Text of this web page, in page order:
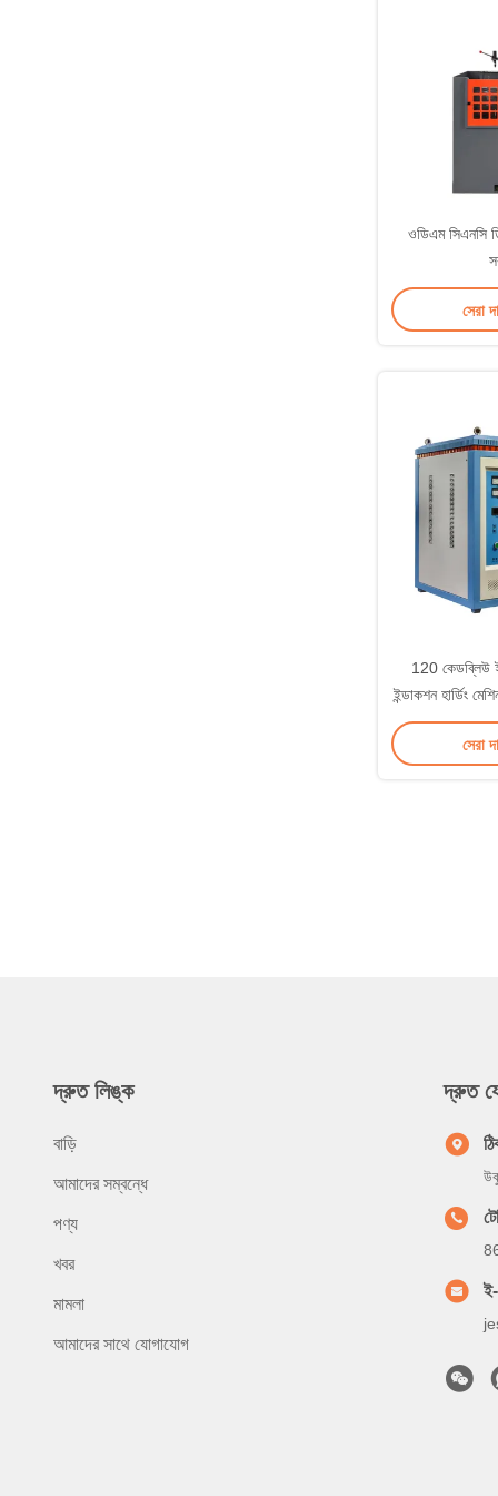
ওডিএম সিএনসি
সেরা
120 কেডব্লিউ
ইন্ডাকশন হার্ডিং
সেরা
দ্রুত লিঙ্ক
বাড়ি
আমাদের সম্বন্ধে
পণ্য
খবর
মামলা
আমাদের সাথে যোগাযোগ
দ্রুত